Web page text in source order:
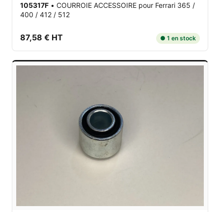
105317F • COURROIE ACCESSOIRE pour Ferrari 365 /
400 / 412 / 512
87,58 € HT ● 1 en stock